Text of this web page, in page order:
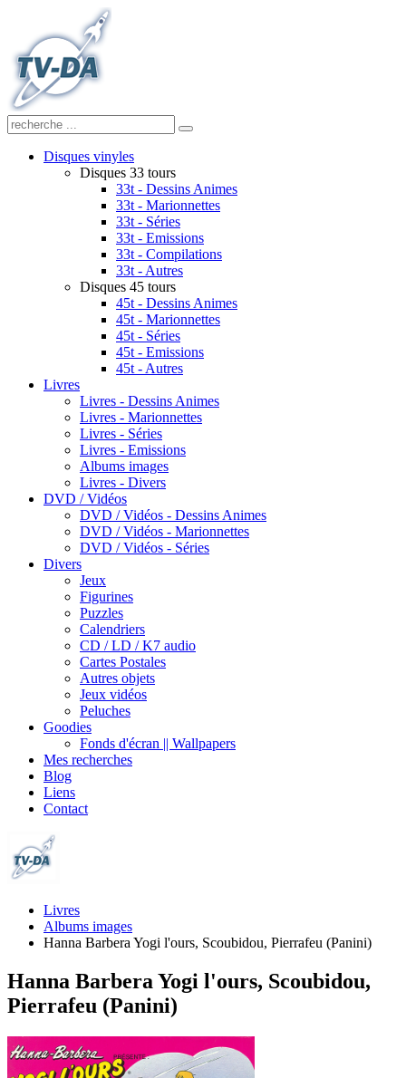
Disques vinyles
Disques 33 tours
33t - Dessins Animes
33t - Marionnettes
33t - Séries
33t - Emissions
33t - Compilations
33t - Autres
Disques 45 tours
45t - Dessins Animes
45t - Marionnettes
45t - Séries
45t - Emissions
45t - Autres
Livres
Livres - Dessins Animes
Livres - Marionnettes
Livres - Séries
Livres - Emissions
Albums images
Livres - Divers
DVD / Vidéos
DVD / Vidéos - Dessins Animes
DVD / Vidéos - Marionnettes
DVD / Vidéos - Séries
Divers
Jeux
Figurines
Puzzles
Calendriers
CD / LD / K7 audio
Cartes Postales
Autres objets
Jeux vidéos
Peluches
Goodies
Fonds d'écran || Wallpapers
Mes recherches
Blog
Liens
Contact
Livres
Albums images
Hanna Barbera Yogi l'ours, Scoubidou, Pierrafeu (Panini)
Hanna Barbera Yogi l'ours, Scoubidou,
Pierrafeu (Panini)